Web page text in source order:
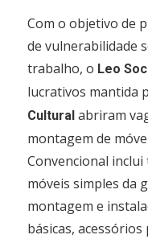
Com o objetivo de
de vulnerabilidade
trabalho, o Leo
lucrativos mantida
Cultural abriram
montagem de
Convencional inclui
móveis simples da
montagem e
básicas,